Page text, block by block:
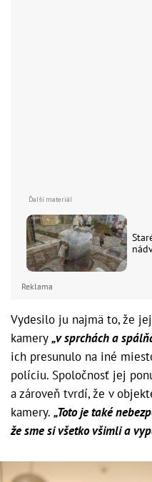
Reklama
Vydesilo ju najmä to, že
kamery„v sprchách a
ich presunulo na iné
políciu. Spoločnosť jej
a zároveň tvrdí, že v
kamery. „Toto je také
že sme si všetko všimli a